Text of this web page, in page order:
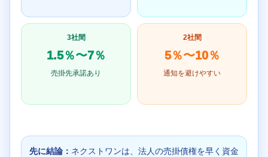
3社間
1.5％〜7％
売掛先承諾あり
2社間
5％〜10％
通知を避けやすい
先に結論： ネクストワンは、法人の売掛債権を早く資金